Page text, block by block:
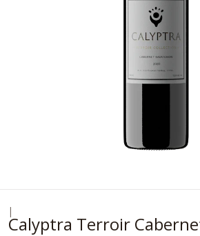
|
Calyptra Terroir